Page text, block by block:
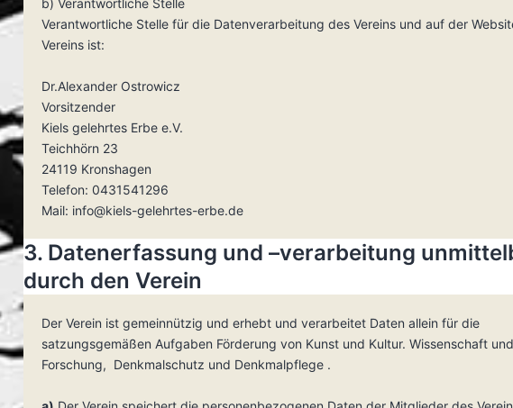
b) Verantwortliche Stelle
Verantwortliche Stelle für die Datenverarbeitung des Vereins und auf der
Vereins ist:
Dr.Alexander Ostrowicz
Vorsitzender
Kiels gelehrtes Erbe e.V.
Teichhörn 23
24119 Kronshagen
Telefon: 0431541296
Mail: info@kiels-gelehrtes-erbe.de
3. Datenerfassung und –verarbeitung
durch den Verein
Der Verein ist gemeinnützig und erhebt und verarbeitet Daten allein für die
satzungsgemäßen Aufgaben Förderung von Kunst und Kultur. Wissenschaft und
Forschung, Denkmalschutz und Denkmalpflege .